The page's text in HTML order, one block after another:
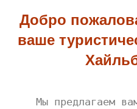
Добро
ваше
Мы предлагаем